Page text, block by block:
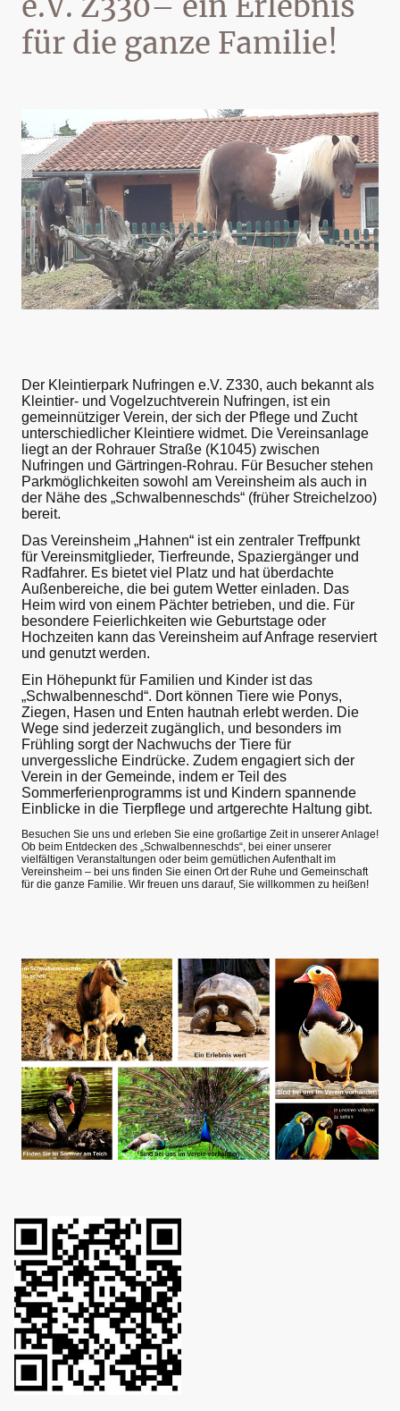
für die ganze Familie!
Der Kleintierpark Nufringen e.V. Z330, auch bekannt als
Kleintier- und Vogelzuchtverein Nufringen, ist ein
gemeinnütziger Verein, der sich der Pflege und Zucht
unterschiedlicher Kleintiere widmet. Die Vereinsanlage
liegt an der Rohrauer Straße (K1045) zwischen
Nufringen und Gärtringen-Rohrau. Für Besucher stehen
Parkmöglichkeiten sowohl am Vereinsheim als auch in
der Nähe des „Schwalbenneschds“ (früher Streichelzoo)
bereit.
Das Vereinsheim „Hahnen“ ist ein zentraler Treffpunkt
für Vereinsmitglieder, Tierfreunde, Spaziergänger und
Radfahrer. Es bietet viel Platz und hat überdachte
Außenbereiche, die bei gutem Wetter einladen. Das
Heim wird von einem Pächter betrieben, und die. Für
besondere Feierlichkeiten wie Geburtstage oder
Hochzeiten kann das Vereinsheim auf Anfrage reserviert
und genutzt werden.
Ein Höhepunkt für Familien und Kinder ist das
„Schwalbenneschd“. Dort können Tiere wie Ponys,
Ziegen, Hasen und Enten hautnah erlebt werden. Die
Wege sind jederzeit zugänglich, und besonders im
Frühling sorgt der Nachwuchs der Tiere für
unvergessliche Eindrücke. Zudem engagiert sich der
Verein in der Gemeinde, indem er Teil des
Sommerferienprogramms ist und Kindern spannende
Einblicke in die Tierpflege und artgerechte Haltung gibt.
Besuchen Sie uns und erleben Sie eine großartige Zeit in unserer Anlage!
Ob beim Entdecken des „Schwalbenneschds“, bei einer unserer
vielfältigen Veranstaltungen oder beim gemütlichen Aufenthalt im
Vereinsheim – bei uns finden Sie einen Ort der Ruhe und Gemeinschaft
für die ganze Familie. Wir freuen uns darauf, Sie willkommen zu heißen!